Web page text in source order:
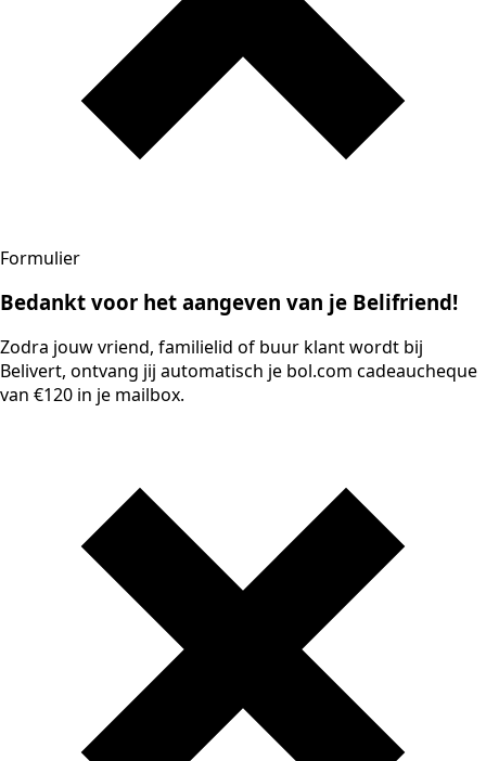
Formulier
Bedankt voor het aangeven van je Belifriend!
Zodra jouw vriend, familielid of buur klant wordt bij
Belivert, ontvang jij automatisch je bol.com cadeaucheque
van €120 in je mailbox.